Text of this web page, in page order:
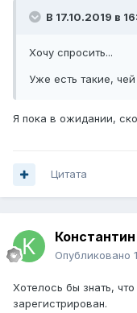
В 17.10.2019 в
Хочу спросить...
Уже есть такие,
Я пока в ожидании,
Цитата
Константин
Опубликовано
Хотелось бы знать,
зарегистрирован.